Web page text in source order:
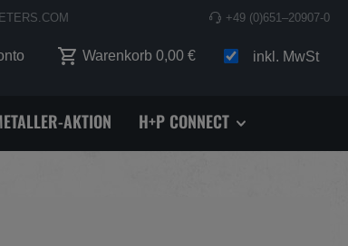
+49 (0)651–20907-0
auf dem Merkzettel
Warenkorb 0,00 € inkl. MwSt
AKTION H+P CONNECT